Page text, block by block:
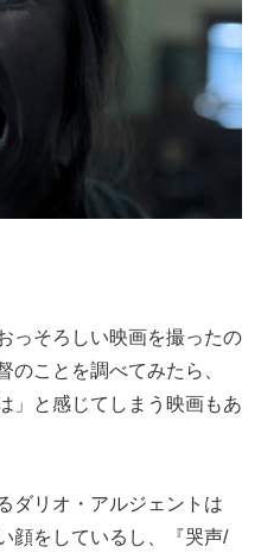
っそろしい映画を撮ったの
のことを調べてみたら、
」と感じてしまう映画もあ
ダリオ・アルジェントは
顔をしているし、『哭声/